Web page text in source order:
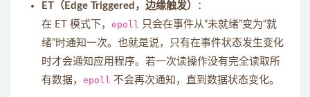
ET（Edge Triggered，边缘触发）
：
在 ET 模式下， epoll 只会在事件从“未就绪”变为“就
绪”时通知一次。也就是说，只有在事件状态发生变化
时才会通知应用程序。若一次读操作没有完全读取所
有数据， epoll 不会再次通知，直到数据状态变化。